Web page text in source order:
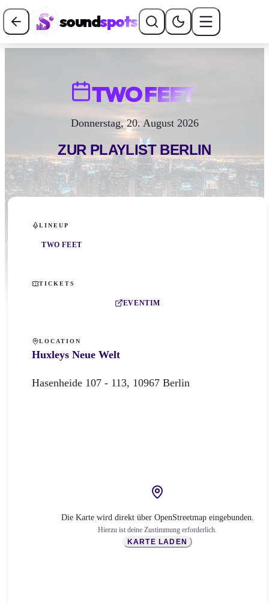
soundspots
TWO FEET
Donnerstag, 20. August 2026
ZUR PLAYLIST BERLIN
LINEUP
TWO FEET
TICKETS
EVENTIM
LOCATION
Huxleys Neue Welt
Hasenheide 107 - 113, 10967 Berlin
Die Karte wird direkt über OpenStreetmap eingebunden.
Hierzu ist deine Zustimmung erforderlich.
KARTE LADEN